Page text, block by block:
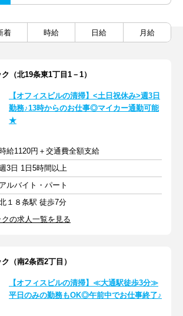
着 時給 日給 月給
（北19条東1丁目1－1）
【オフィスビルの清掃】<土日祝休み>週3日
勤務♪13時からのお仕事◎マイカー通勤可能
★
給1120円＋交通費全額支給
3日 1日5時間以上
アルバイト・パート
１８条駅 徒歩7分
の求人一覧を見る
（南2条西2丁目）
【オフィスビルの清掃】≪大通駅徒歩3分≫
平日のみの勤務もOK◎午前中でお仕事終了♪